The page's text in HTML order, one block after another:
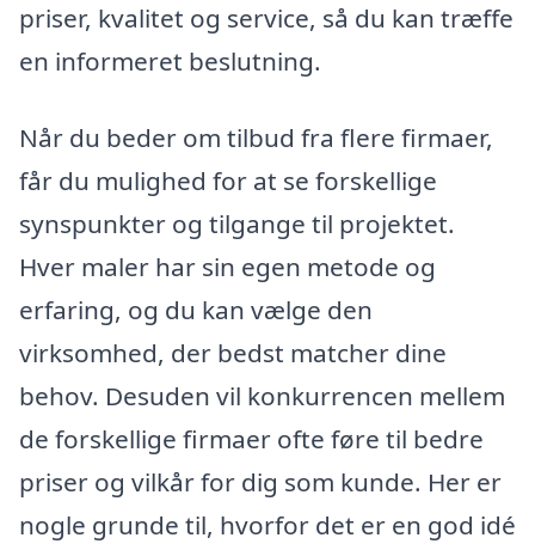
priser, kvalitet og service, så du kan træffe
en informeret beslutning.
Når du beder om tilbud fra flere firmaer,
får du mulighed for at se forskellige
synspunkter og tilgange til projektet.
Hver maler har sin egen metode og
erfaring, og du kan vælge den
virksomhed, der bedst matcher dine
behov. Desuden vil konkurrencen mellem
de forskellige firmaer ofte føre til bedre
priser og vilkår for dig som kunde. Her er
nogle grunde til, hvorfor det er en god idé